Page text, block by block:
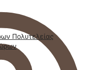
Πολυτελείας